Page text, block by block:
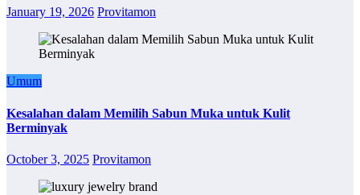
January 19, 2026 Provitamon
Umum
Kesalahan dalam Memilih Sabun Muka untuk Kulit
Berminyak
October 3, 2025 Provitamon